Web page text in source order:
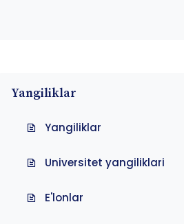
Yangiliklar
Yangiliklar
Universitet yangiliklari
E'lonlar